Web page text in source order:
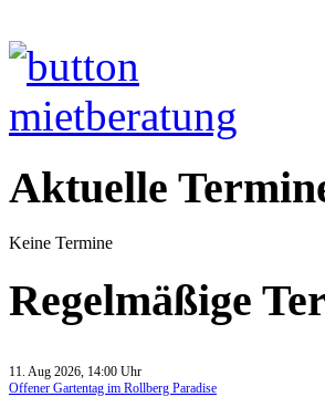
Aktuelle
Keine Termine
Regelmäßige
11. Aug 2026, 14:00 Uhr
Offener Gartentag im Rollberg Paradise